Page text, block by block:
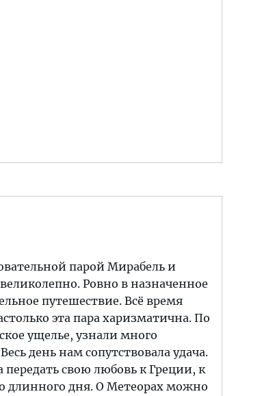
парой Мирабель и
Ровно в назначенное
путешествие. Всё время
эта пара харизматична. По
ущелье, узнали много
день нам сопутствовала удача.
свою любовь к Греции, к
длинного дня. О Метеорах можно